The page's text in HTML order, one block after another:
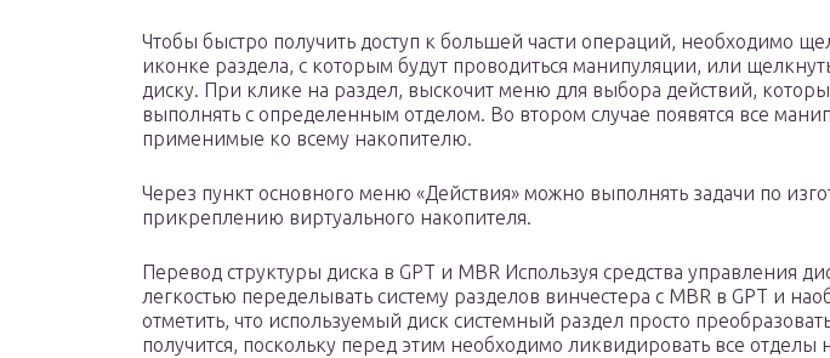
Чтобы быстро получить доступ к большей части операций, необходимо
иконке раздела, с которым будут проводиться манипуляции, или
диску. При клике на раздел, выскочит меню для выбора действий,
выполнять с определенным отделом. Во втором случае появятся все
применимые ко всему накопителю.
Через пункт основного меню «Действия» можно выполнять задачи по
прикреплению виртуального накопителя.
Перевод структуры диска в GPT и MBR Используя средства управления
легкостью переделывать систему разделов винчестера с MBR в GPT и
отметить, что используемый диск системный раздел просто
получится, поскольку перед этим необходимо ликвидировать все отделы